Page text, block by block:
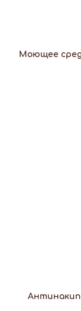
Моющее